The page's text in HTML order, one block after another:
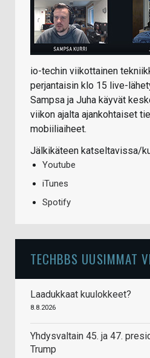
io-techin viikottainen
perjantaisin klo 15 live-
Sampsa ja Juha käyvät
viikon ajalta ajankohtaiset
mobiiliaiheet.
Jälkikäteen katseltavissa/
Youtube
iTunes
Spotify
TECHBBS UUSIMMAT
Laadukkaat kuulokkeet?
8.8.2026
Yhdysvaltain 45. ja 47.
Trump